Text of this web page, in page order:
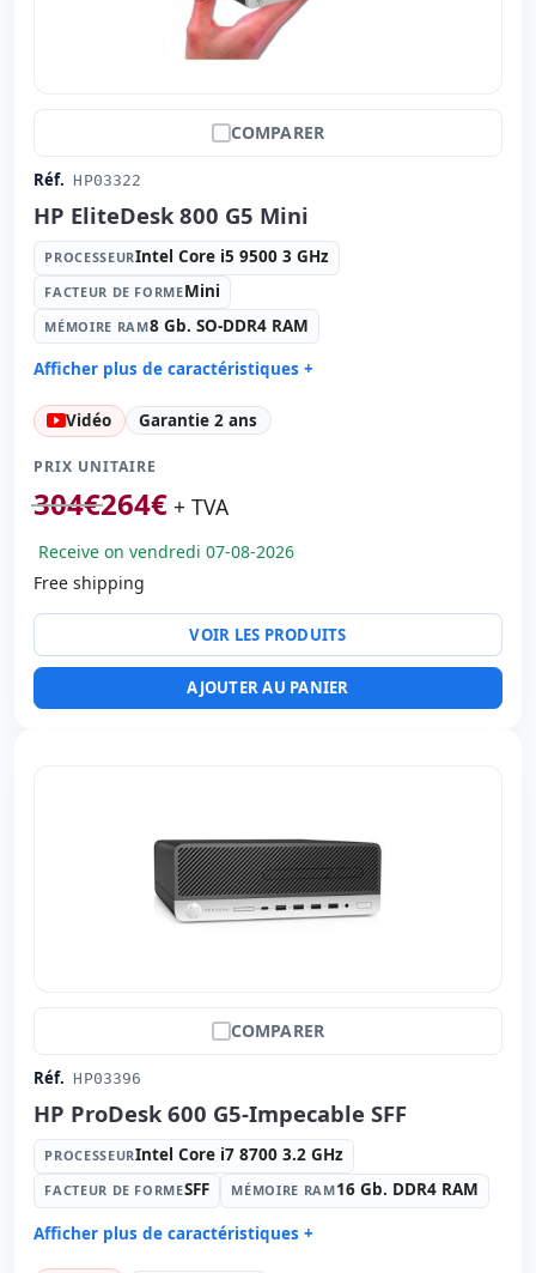
COMPARER
Réf. HP03322
HP EliteDesk 800 G5 Mini
PROCESSEURIntel Core i5 9500 3 GHz
FACTEUR DE FORMEMini
MÉMOIRE RAM8 Gb. SO-DDR4 RAM
Afficher plus de caractéristiques +
Processeur: Intel Core i5 9500 3 GHz.
Facteur de forme: Mini
Mémoire RAM:
Disque dur: 256 Gb. SSD M2
Son: Synaptics HD Audio
Réseau: Intel Ethernet Connection I219-LM
Système opératif: Windows 11 Pro
6x USB 3.0 · USB-C
Ports vidéo: HDMI · 2x Display Port
RJ-45 · WIFI · Bluetooth
Vidéo Garantie 2 ans
PRIX UNITAIRE
304€264€ + TVA
Receive on vendredi 07-08-2026
Free shipping
VOIR LES PRODUITS
AJOUTER AU PANIER
COMPARER
Réf. HP03396
HP ProDesk 600 G5-Impecable SFF
PROCESSEURIntel Core i7 8700 3.2 GHz
FACTEUR DE FORMESFF MÉMOIRE RAM16 Gb. DDR4 RAM
Afficher plus de caractéristiques +